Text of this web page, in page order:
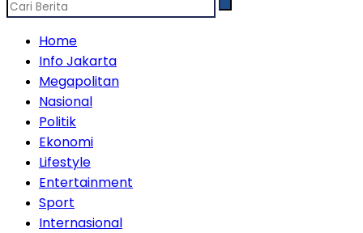
Home
Info Jakarta
Megapolitan
Nasional
Politik
Ekonomi
Lifestyle
Entertainment
Sport
Internasional